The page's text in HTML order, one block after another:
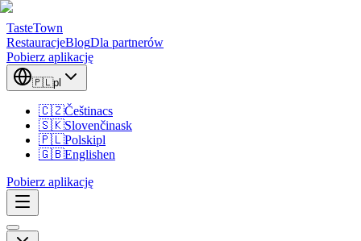
TasteTown
RestauracjeBlogDla partnerów
Pobierz aplikację
🇵🇱pl
🇨🇿Češtinacs
🇸🇰Slovenčinask
🇵🇱Polskipl
🇬🇧Englishen
Pobierz aplikację